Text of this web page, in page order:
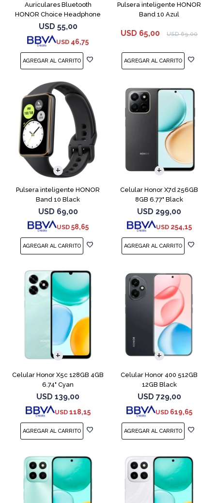
Auriculares Bluetooth
HONOR Choice Headphone
Black
USD 55,00
USD 46,75
Pulsera inteligente HONOR
Band 10 Azul
USD 65,00 USD 69,00
Pulsera inteligente HONOR
Band 10 Black
USD 69,00
USD 58,65
Celular Honor X7d 256GB
8GB 6.77" Black
USD 299,00
USD 254,15
COMPARAR
Celular Honor X5c 128GB 4GB
6.74" Cyan
USD 139,00
USD 118,15
COMPARAR
Celular Honor 400 512GB
12GB Black
USD 729,00
USD 619,65
COMPARAR